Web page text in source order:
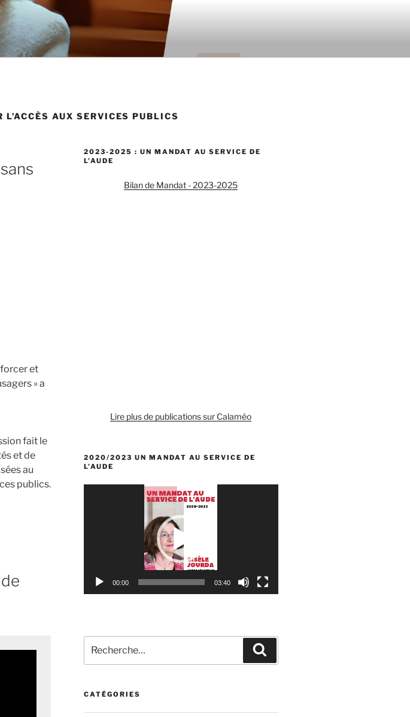
AUX SERVICES PUBLICS
et
» a
fait le
et de
au
publics.
2023-2025 : UN MANDAT AU SERVICE DE
L’AUDE
Bilan de Mandat - 2023-2025
Lire plus de publications sur Calaméo
2020/2023 UN MANDAT AU SERVICE DE
L’AUDE
00:00 03:40
pour
CATÉGORIES